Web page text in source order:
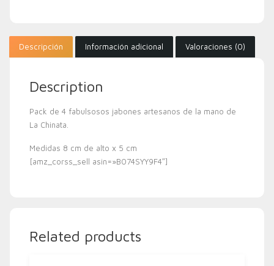
Descripción Información adicional Valoraciones (0)
Description
Pack de 4 fabulsosos jabones artesanos de la mano de
La Chinata.
Medidas 8 cm de alto x 5 cm
[amz_corss_sell asin=»B074SYY9F4″]
Related products